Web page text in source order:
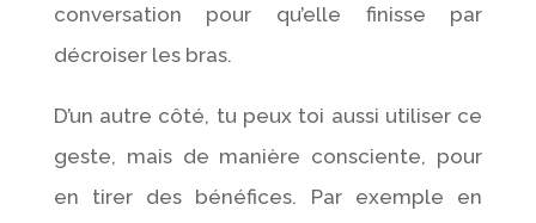
conversation pour qu’elle finisse par
décroiser les bras.
D’un autre côté, tu peux toi aussi utiliser ce
geste, mais de manière consciente, pour
en tirer des bénéfices. Par exemple en